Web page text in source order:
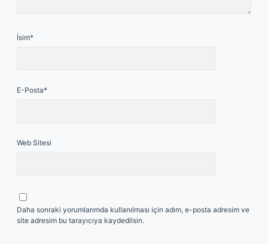
İsim*
E-Posta*
Web Sitesi
Daha sonraki yorumlarımda kullanılması için adım, e-posta adresim ve
site adresim bu tarayıcıya kaydedilsin.